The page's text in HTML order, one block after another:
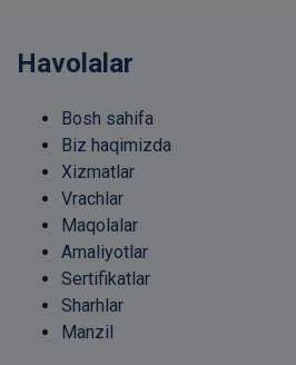
Havolalar
Bosh sahifa
Biz haqimizda
Xizmatlar
Vrachlar
Maqolalar
Amaliyotlar
Sertifikatlar
Sharhlar
Manzil